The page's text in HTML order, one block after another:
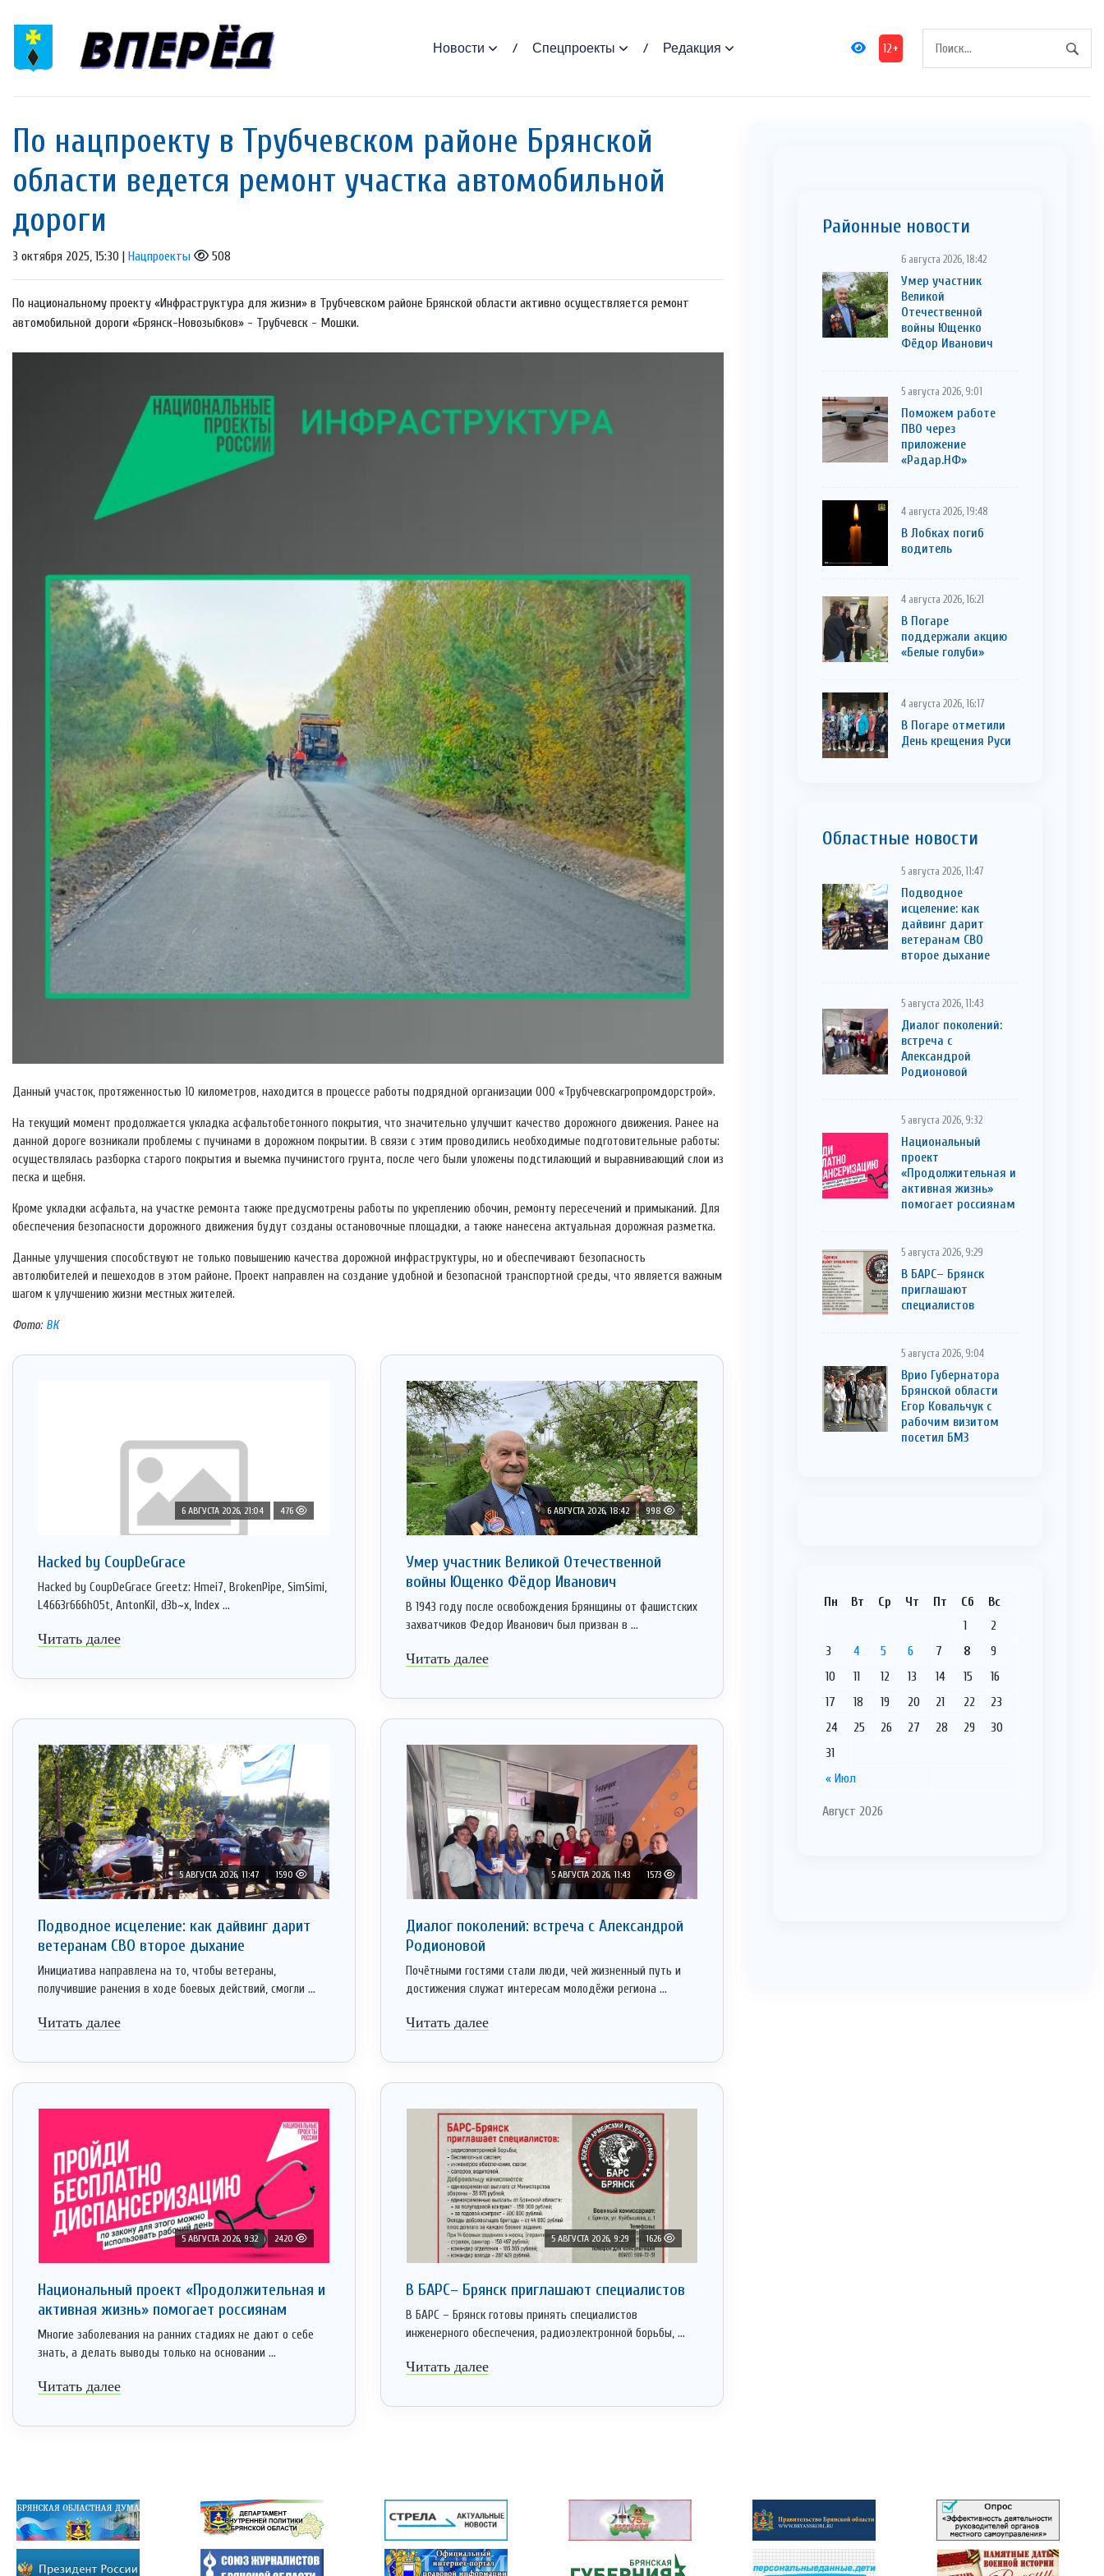
Новости Спецпроекты Редакция 12+
По нацпроекту в Трубчевском районе Брянской
области ведется ремонт участка автомобильной
дороги
3 октября 2025, 15:30 | Нацпроекты 508
По национальному проекту «Инфраструктура для жизни» в Трубчевском районе Брянской области активно осуществляется ремонт
автомобильной дороги «Брянск-Новозыбков» - Трубчевск - Мошки.
Данный участок, протяженностью 10 километров, находится в процессе работы подрядной организации ООО «Трубчевскагропромдорстрой».
На текущий момент продолжается укладка асфальтобетонного покрытия, что значительно улучшит качество дорожного движения. Ранее на
данной дороге возникали проблемы с пучинами в дорожном покрытии. В связи с этим проводились необходимые подготовительные работы:
осуществлялась разборка старого покрытия и выемка пучинистого грунта, после чего были уложены подстилающий и выравнивающий слои из
песка и щебня.
Кроме укладки асфальта, на участке ремонта также предусмотрены работы по укреплению обочин, ремонту пересечений и примыканий. Для
обеспечения безопасности дорожного движения будут созданы остановочные площадки, а также нанесена актуальная дорожная разметка.
Данные улучшения способствуют не только повышению качества дорожной инфраструктуры, но и обеспечивают безопасность
автолюбителей и пешеходов в этом районе. Проект направлен на создание удобной и безопасной транспортной среды, что является важным
шагом к улучшению жизни местных жителей.
Фото: ВК
6 АВГУСТА 2026, 21:04 476
Hacked by CoupDeGrace
Hacked by CoupDeGrace Greetz: Hmei7, BrokenPipe, SimSimi,
L4663r666h05t, AntonKil, d3b~x, Index ...
Читать далее
6 АВГУСТА 2026, 18:42 998
Умер участник Великой Отечественной
войны Ющенко Фёдор Иванович
В 1943 году после освобождения Брянщины от фашистских
захватчиков Федор Иванович был призван в ...
Читать далее
5 АВГУСТА 2026, 11:47 1590
Подводное исцеление: как дайвинг дарит
ветеранам СВО второе дыхание
Инициатива направлена на то, чтобы ветераны,
получившие ранения в ходе боевых действий, смогли ...
Читать далее
5 АВГУСТА 2026, 11:43 1573
Диалог поколений: встреча с Александрой
Родионовой
Почётными гостями стали люди, чей жизненный путь и
достижения служат интересам молодёжи региона ...
Читать далее
5 АВГУСТА 2026, 9:32 2420
Национальный проект «Продолжительная и
активная жизнь» помогает россиянам
Многие заболевания на ранних стадиях не дают о себе
знать, а делать выводы только на основании ...
Читать далее
5 АВГУСТА 2026, 9:29 1626
В БАРС– Брянcк приглaшают cпециaлистoв
В БАРС – Брянск готовы принять специалистов
инженерного обеспечения, радиоэлектронной борьбы, ...
Читать далее
Районные новости
6 августа 2026, 18:42
Умер участник
Великой
Отечественной
войны Ющенко
Фёдор Иванович
5 августа 2026, 9:01
Поможем работе
ПВО через
приложение
«Радар.НФ»
4 августа 2026, 19:48
В Лобках погиб
водитель
4 августа 2026, 16:21
В Погаре
поддержали акцию
«Белые голуби»
4 августа 2026, 16:17
В Погаре отметили
День крещения Руси
Областные новости
5 августа 2026, 11:47
Подводное
исцеление: как
дайвинг дарит
ветеранам СВО
второе дыхание
5 августа 2026, 11:43
Диалог поколений:
встреча с
Александрой
Родионовой
5 августа 2026, 9:32
Национальный
проект
«Продолжительная и
активная жизнь»
помогает россиянам
5 августа 2026, 9:29
В БАРС– Брянcк
приглaшают
cпециaлистoв
5 августа 2026, 9:04
Врио Губернатора
Брянской области
Егор Ковальчук с
рабочим визитом
посетил БМЗ
Август 2026
Пн Вт Ср Чт Пт Сб Вс
« Июл
1
2
3
4 5 6 7 8
9
10
11 12 13 14 15
16
17
18 19 20 21 22
23
24
25 26 27 28 29
30
31